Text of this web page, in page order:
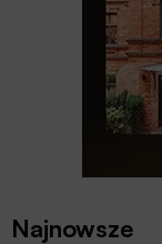
Najnowsze